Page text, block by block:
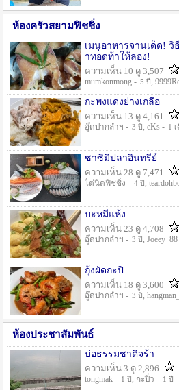
ห้องครัวสยามฟิชชิ่ง
เมนูอาหารจานเด็ด!
าทอดท้าให้ลอง!
ความเห็น 10 ดู 3,507
mumkonmong - 5 ปี ,
กะพงแดงย่างเกลือ
ความเห็น 13 ดู 4,161
อู๊ดปากลำฯ - 3 ปี , eKs - 1
ซาซิมิปลาอินทรีย์
ความเห็น 28 ดู 7,471
ไต๋นิตฟิชชิ่ง - 4 ปี ,
บะหมี่แห้ง
ความเห็น 23 ดู 4,708
อู๊ดปากลำฯ - 3 ปี ,
กุ้งผัดกะปิ
ความเห็น 18 ดู 3,600
อู๊ดปากลำฯ - 3 ปี ,
ห้องประชาสัมพันธ์
บ่อธรรมชาติจร้า
ความเห็น 3 ดู 2,896
tongmak - 1 ปี , กะปิ๋ว - 1 ปี